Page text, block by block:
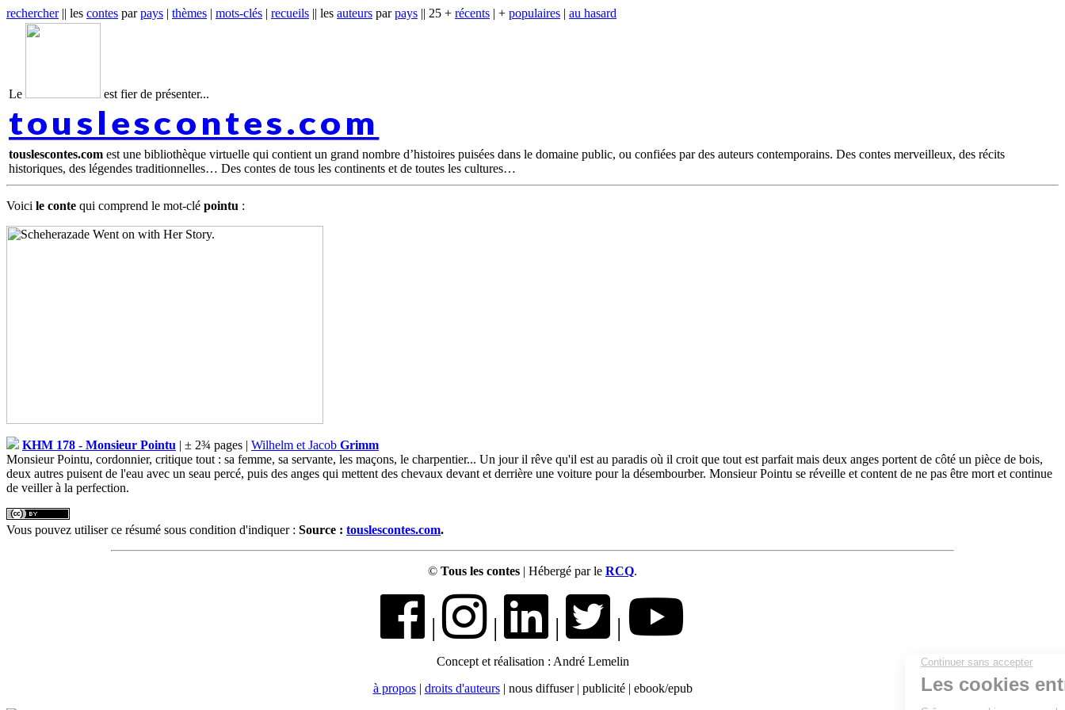
rechercher|| les contes parpays | thèmes | mots-clés | recueils || les auteurs parpays || 25 + récents | + populaires | au hasard
Le est fier de présenter...
touslescontes.com
touslescontes.com est une bibliothèque virtuelle qui contient un grand nombre d’histoires puisées dans le domaine public, ou confiées par des auteurs contemporains. Des contes merveilleux, des récits
historiques, des légendes traditionnelles… Des contes de tous les continents et de toutes les cultures
Voici le conte qui comprend le mot-clé pointu :
KHM 178 - Monsieur Pointu | ± 2¾ pages | Wilhelm et Jacob Grimm
Monsieur Pointu, cordonnier, critique tout : sa femme, sa servante, les maçons, le charpentier... Un jour il rêve qu'il est au paradis où il croit que tout est parfait mais deux anges portent de côté un pièce de bois,
deux autres puisent de l'eau avec un seau percé, puis des anges qui mettent des chevaux devant et derrière une voiture pour la désembourber. Monsieur Pointu se réveille et content de ne pas être mort et continue
de veiller à la perfection.
Vous pouvez utiliser ce résumé sous condition d'indiquer : Source : touslescontes.com.
© Tous les contes | Hébergé par le RCQ.
| | | |
Concept et réalisation : André Lemelin
à propos| droits d'auteurs| nous diffuser | publicité | ebook/epub